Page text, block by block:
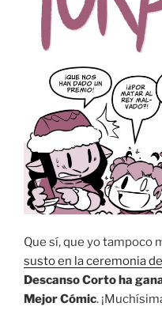
Que sí, que yo tampoco
susto en la ceremonia
Descanso Corto ha
Mejor Cómic.